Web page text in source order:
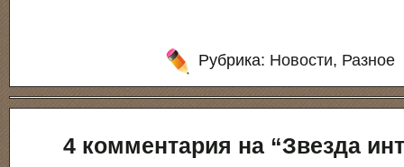
Рубрика: Новости, Разное
4 комментария на “Звезда